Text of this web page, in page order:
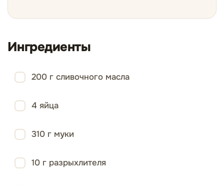
Ингредиенты
200 г сливочного масла
4 яйца
310 г муки
10 г разрыхлителя